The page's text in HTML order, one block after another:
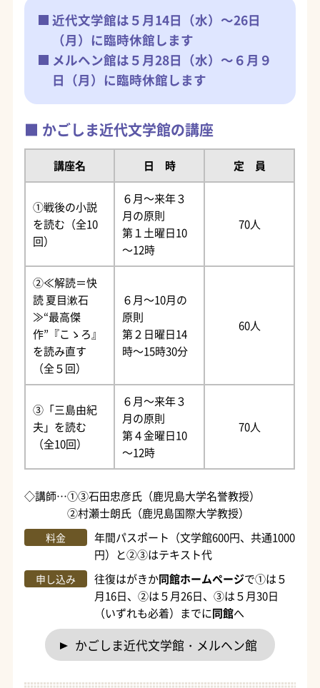
近代文学館は５月14日（水）～26日
（月）に臨時休館します
メルヘン館は５月28日（水）～６月９
日（月）に臨時休館します
かごしま近代文学館の講座
講座名 日 時 定 員
①戦後の小説
を読む（全10
回）
６月～来年３
月の原則
第１土曜日10
～12時
70人
②≪解読＝快
読 夏目漱石
≫“最高傑
作”『こゝろ』
を読み直す
（全５回）
６月～10月の
原則
第２日曜日14
時～15時30分
60人
③「三島由紀
夫」を読む
（全10回）
６月～来年３
月の原則
第４金曜日10
～12時
70人
◇講師…①③石田忠彦氏（鹿児島大学名誉教授）
②村瀬士朗氏（鹿児島国際大学教授）
料金
年間パスポート（文学館600円、共通1000
円）と②③はテキスト代
申し込み 往復はがきか同館ホームページで①は５
月16日、②は５月26日、③は５月30日
（いずれも必着）までに同館へ
かごしま近代文学館・メルヘン館